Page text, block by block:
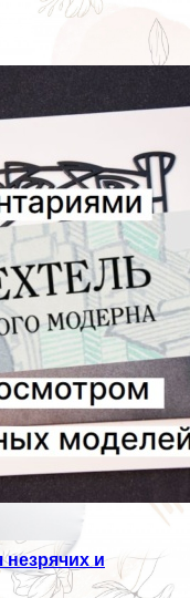
незрячих и